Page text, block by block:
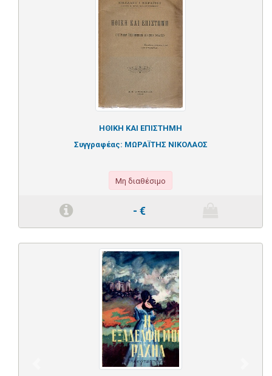
ΗΘΙΚΗ ΚΑΙ ΕΠΙΣΤΗΜΗ
Συγγραφέας: ΜΩΡΑΪΤΗΣ ΝΙΚΟΛΑΟΣ
Μη διαθέσιμο
- €